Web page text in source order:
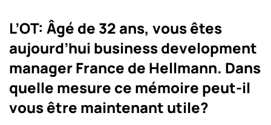
L’OT: Âgé de 32 ans, vous êtes
aujourd’hui business development
manager France de Hellmann. Dans
quelle mesure ce mémoire peut-il
vous être maintenant utile?